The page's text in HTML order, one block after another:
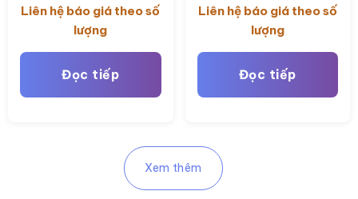
Liên hệ báo giá theo số
lượng
Đọc tiếp
Liên hệ báo giá theo số
lượng
Đọc tiếp
Xem thêm